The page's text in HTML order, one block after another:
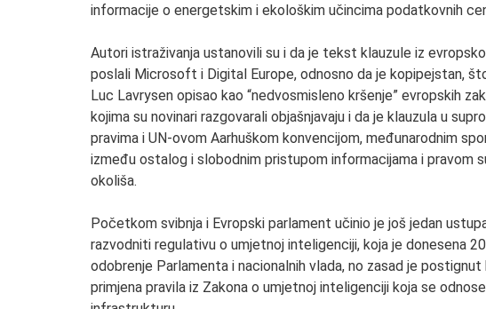
informacije o energetskim i ekološkim učincima podatkovnih
Autori istraživanja ustanovili su i da je tekst klauzule iz
poslali Microsoft i Digital Europe, odnosno da je kopipejstan,
Luc Lavrysen opisao kao “nedvosmisleno kršenje” evropskih
kojima su novinari razgovarali objašnjavaju i da je klauzula u
pravima i UN-ovom Aarhuškom konvencijom, međunarodnim
između ostalog i slobodnim pristupom informacijama i pravom
okoliša.
Početkom svibnja i Evropski parlament učinio je još jedan
razvodniti regulativu o umjetnoj inteligenciji, koja je donesena
odobrenje Parlamenta i nacionalnih vlada, no zasad je
primjena pravila iz Zakona o umjetnoj inteligenciji koja se